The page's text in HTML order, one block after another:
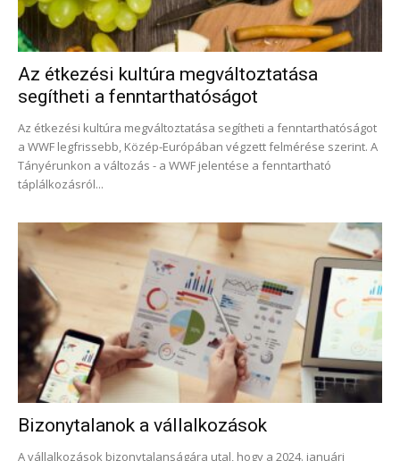
Az étkezési kultúra megváltoztatása
segítheti a fenntarthatóságot
Az étkezési kultúra megváltoztatása segítheti a fenntarthatóságot
a WWF legfrissebb, Közép-Európában végzett felmérése szerint. A
Tányérunkon a változás - a WWF jelentése a fenntartható
táplálkozásról...
Bizonytalanok a vállalkozások
A vállalkozások bizonytalanságára utal, hogy a 2024. januári